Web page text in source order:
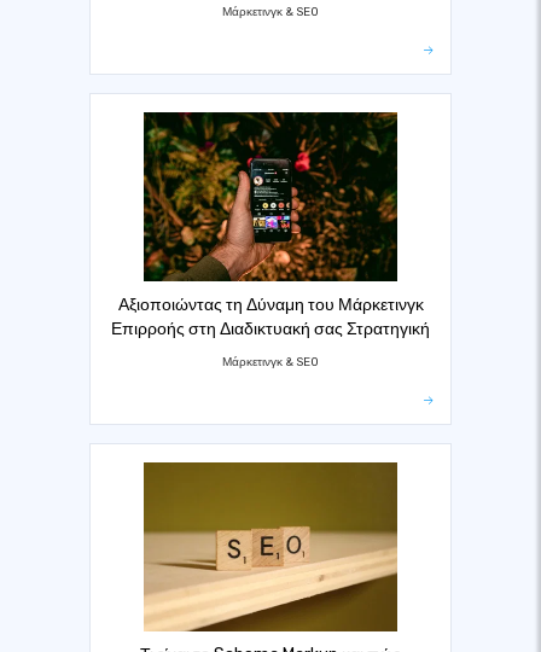
Μάρκετινγκ & SEO
Αξιοποιώντας τη Δύναμη του Μάρκετινγκ
Επιρροής στη Διαδικτυακή σας Στρατηγική
Μάρκετινγκ & SEO